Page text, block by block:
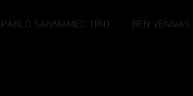
PABLO SANMAMED TRIO BEN VENNAS